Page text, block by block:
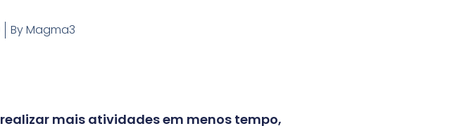
ByMagma3
mais atividades em menos tempo,